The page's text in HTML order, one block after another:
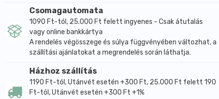
Csomagautomata
1090 Ft-tól, 25.000 Ft felett ingyenes - Csak átutalás
vagy online bankkártya
A rendelés végösszege és súlya függvényében változhat, a
szállítási ajánlatokat a megrendelés során láthatja.
Házhoz szállítás
1190 Ft-tól, Utánvét esetén +300 Ft, 25.000 Ft felett 190
Ft-tól, Utánvét esetén +300 Ft +1%